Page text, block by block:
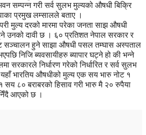
सम्पन्न गरी सर्व सुलभ मुल्यको औषधी बिक्रि
प्रमुख लम्सालले बताए ।
मुल्य दरको मारमा परेका जनता साझ औषधी
उनको दावी छ । ६० प्रतिशत नेपाल सरकार र
सञ्चालन हुने साझा औषधी पसल तम्घास अस्पताल
निजि ब्यवसायीहरु ब्यापार घट्ने हो की भन्ने
सरकारले निर्धारण गरेको निर्धारित र सर्व सुलभ
भारतिय औषधीको मुल्य एक सय भारु नोट १
सय ८० बराबरको हिसाव गरी भारु मै २० रुपैया
आएको छ ।